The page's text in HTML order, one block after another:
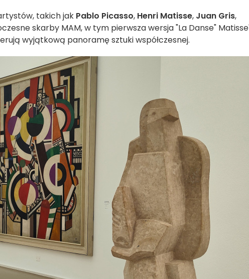
takich jak Pablo Picasso, Henri Matisse, Juan Gris,
skarby MAM, w tym pierwsza wersja "La Danse"
wyjątkową panoramę sztuki współczesnej.